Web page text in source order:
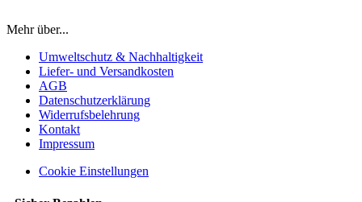
Mehr über...
Umweltschutz & Nachhaltigkeit
Liefer- und Versandkosten
AGB
Datenschutzerklärung
Widerrufsbelehrung
Kontakt
Impressum
Cookie Einstellungen